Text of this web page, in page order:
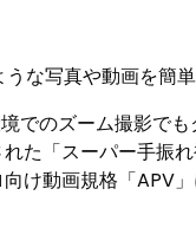
な写真や動画を簡
のズーム撮影で
た「スーパー手振
け動画規格「APV